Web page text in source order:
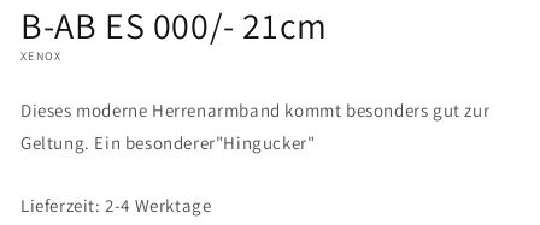
B-AB ES 000/- 21cm
XENOX
Dieses moderne Herrenarmband kommt besonders gut zur
Geltung. Ein besonderer"Hingucker"
Lieferzeit: 2-4 Werktage